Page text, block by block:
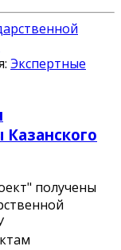
Экспертные
Казанского
получены